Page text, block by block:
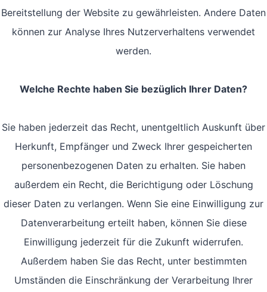
Bereitstellung der Website zu gewährleisten. Andere Daten
können zur Analyse Ihres Nutzerverhaltens verwendet
werden.
Welche Rechte haben Sie bezüglich Ihrer Daten?
Sie haben jederzeit das Recht, unentgeltlich Auskunft über
Herkunft, Empfänger und Zweck Ihrer gespeicherten
personenbezogenen Daten zu erhalten. Sie haben
außerdem ein Recht, die Berichtigung oder Löschung
dieser Daten zu verlangen. Wenn Sie eine Einwilligung zur
Datenverarbeitung erteilt haben, können Sie diese
Einwilligung jederzeit für die Zukunft widerrufen.
Außerdem haben Sie das Recht, unter bestimmten
Umständen die Einschränkung der Verarbeitung Ihrer